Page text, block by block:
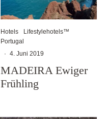
Hotels
Lifestylehotels™
Portugal
· 4. Juni 2019
MADEIRA Ewiger
Frühling